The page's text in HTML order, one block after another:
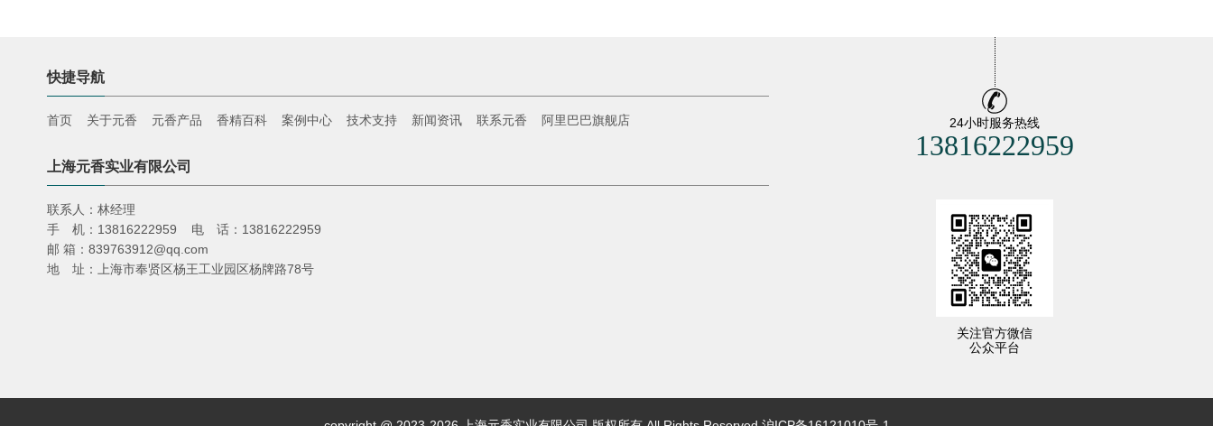
快捷导航
首页 关于元香 元香产品 香精百科 案例中心 技术支持 新闻资讯 联系元香 阿里巴巴旗舰店
上海元香实业有限公司
联系人：林经理
手 机：13816222959 电 话：13816222959
邮 箱：839763912@qq.com
地 址：上海市奉贤区杨王工业园区杨牌路78号
24小时服务热线
13816222959
关注官方微信
公众平台